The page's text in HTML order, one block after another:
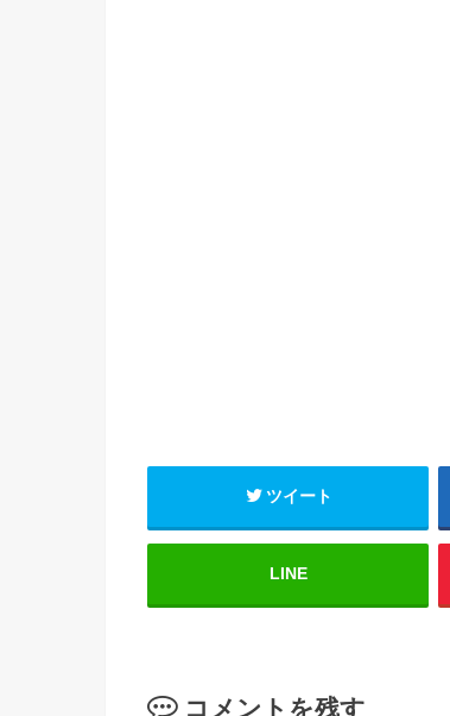
ツイート
LINE
コメントを残す